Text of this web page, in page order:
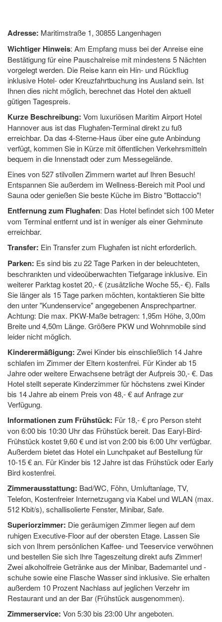
Adresse: Maritimstraße 1, 30855 Langenhagen
Wichtiger Hinweis: Am Empfang muss bei der Anreise eine
Bestätigung für eine Pauschalreise mit mindestens 5 Nächten
vorgelegt werden. Die Reise kann ein Hin- und Rückflug
inklusive Hotel- oder Kreuzfahrtbuchung ins Ausland sein. Ist
Ihnen dies nicht möglich, berechnet das Hotel den aktuell
gütigen Tagespreis.
Kurze Beschreibung: Vom luxuriösen Maritim Airport Hotel
Hannover aus ist das Flughafen-Terminal direkt zu fuß
erreichbar. Da das 4-Sterne-Haus über eine gute Anbindung
verfügt, kommen Sie in Kürze mit öffentlichen Verkehrsmitteln
bequem in die Innenstadt oder zum Messegelände.
Eines von 527 stilvollen Zimmern wartet auf Ihren Besuch!
Entspannen Sie außerdem im Wellness-Bereich mit Pool und
Sauna oder genießen Sie beste Küche im Bistro "Bottaccio"!
Entfernung zum Flughafen: Das Hotel befindet sich 100 Meter
vom Terminal entfernt und ist in weniger als einer Gehminute
erreichbar.
Transfer: Ein Transfer zum Flughafen ist nicht erforderlich.
Parken: Es sind bis zu 22 Tage Parken in der beleuchteten,
beschrankten und videoüberwachten Tiefgarage inklusive. Ein
weiterer Parktag kostet 20,- € (zusätzliche Woche 55,- €). Falls
Sie länger als 15 Tage parken möchten, kontaktieren Sie bitte
den unter "Kundenservice" angegebenen Ansprechpartner.
Achtung: Die max. PKW-Maße betragen: 1,95m Höhe, 3,00m
Breite und 4,50m Länge. Größere PKW und Wohnmobile sind
leider nicht möglich.
Kinderermäßigung: Zwei Kinder bis einschließlich 14 Jahre
schlafen im Zimmer der Eltern kostenfrei. Für Kinder ab 15
Jahre oder weitere Erwachsene beträgt der Aufpreis 30,- €. Das
Hotel stellt seperate Kinderzimmer für höchstens zwei Kinder
bis 14 Jahre ab einem Preis von 48,- € auf Anfrage zur
Verfügung.
Informationen zum Frühstück: Für 18,- € pro Person steht
von 6:00 bis 10:30 Uhr das Frühstück bereit. Das Earyl-Bird-
Frühstück kostet 9,60 € und ist von 2:00 bis 6:00 Uhr verfügbar.
Außerdem bietet das Hotel ein Lunchpaket auf Bestellung für
10-15 € an. Für Kinder bis 12 Jahre ist das Frühstück oder Early
Bird kostenfrei.
Zimmerausstattung: Bad/WC, Föhn, Umluftanlage, TV,
Telefon, Kostenfreier Internetzugang via Kabel und WLAN (max.
512 Kbit/s), schallisolierte Fenster, Minibar, Safe.
Superiorzimmer: Die geräumigen Zimmer liegen auf dem
ruhigen Executive-Floor auf der obersten Etage. Lassen Sie
sich von Ihrem persönlichen Kaffee- und Teeservice verwöhnen
und bestellen Sie sich Ihre Tageszeitung direkt aufs Zimmer!
Zwei alkoholfreie Getränke aus der Minibar, Bademantel und -
schuhe sowie eine Flasche Wasser sind inklusive. Sie erhalten
außerdem 10 Prozent Nachlass auf jeglichen Verzehr im
Restaurant und an der Bar (Frühstück ausgenommen).
Zimmerservice: Von 5:30 bis 23:00 Uhr angeboten.